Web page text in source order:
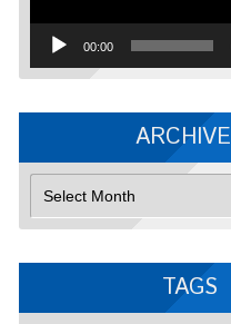
00:00
Archives
TAGS